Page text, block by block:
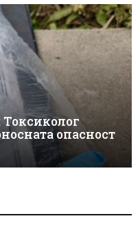
Токсиколог
опасност